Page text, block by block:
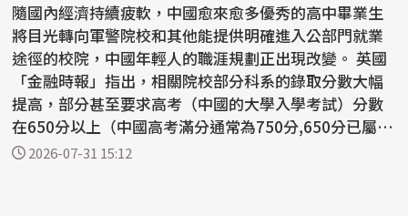
隨國內經濟持續疲軟，中國愈來愈多優秀的高中畢業生
將目光轉向軍警院校和其他能提供明確進入公部門就業
途徑的校院，中國年輕人的職涯規劃正出現改變。 英國
「金融時報」指出，相關院校部分科系的錄取分數大幅
提高，部分甚至要求高考（中國的大學入學考試）分數
在650分以上（中國高考滿分通常為750分,650分已屬前
5%到...
2026-07-31 15:12